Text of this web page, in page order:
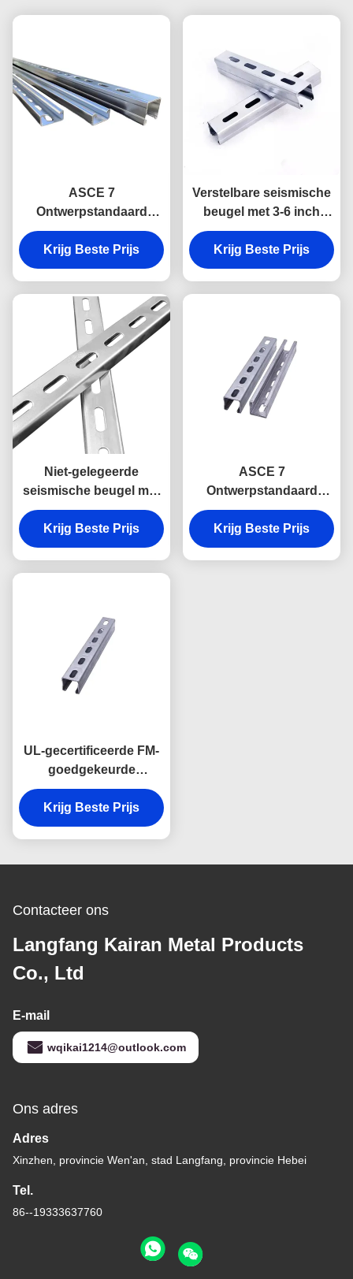
ASCE 7
Ontwerpstandaard
seismische beugel met
3-6 inch
aanpassingsbereik en
laadcapaciteit
Krijg Beste Prijs
Verstelbare seismische
beugel met 3-6 inch
aanpassingsbereik en
1000 lbs laadvermogen
UL vermeld
Krijg Beste Prijs
Niet-gelegeerde
seismische beugel met
een draagvermogen tot
1000 lbs en IBC-, ASCE
7-conformiteit
Krijg Beste Prijs
ASCE 7
Ontwerpstandaard
Seismische Beugel met
1000 Lbs
Draagvermogen en 3-6
Krijg Beste Prijs
UL-gecertificeerde FM-
goedgekeurde
seismische beugel met
een draagvermogen tot
1000 lbs voor stalen
Krijg Beste Prijs
Contacteer ons
Langfang Kairan Metal Products
Co., Ltd
E-mail
wqikai1214@outlook.com
Ons adres
Adres
Xinzhen, provincie Wen'an, stad Langfang, provincie Hebei
Tel.
86--19333637760